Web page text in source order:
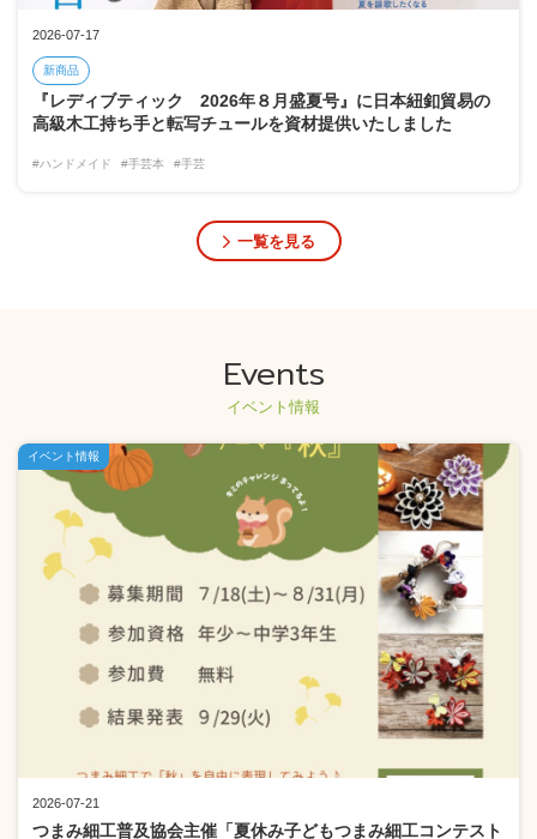
2026-07-17
新商品
『レディブティック 2026年８月盛夏号』に日本紐釦貿易の
高級木工持ち手と転写チュールを資材提供いたしました
#ハンドメイド #手芸本 #手芸
一覧を見る
Events
イベント情報
2026-07-21
つまみ細工普及協会主催「夏休み子どもつまみ細工コンテスト
イベント情報